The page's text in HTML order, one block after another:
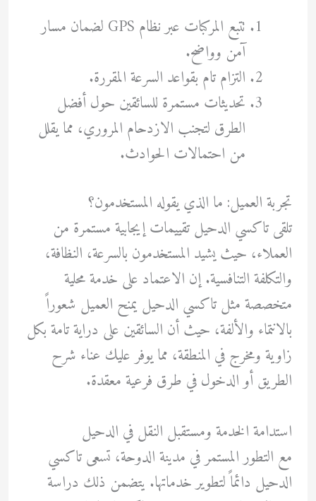
تتبع المركبات عبر نظام GPS لضمان مسار
آمن وواضح.
التزام تام بقواعد السرعة المقررة.
تحديثات مستمرة للسائقين حول أفضل
الطرق لتجنب الازدحام المروري، مما يقلل
من احتمالات الحوادث.
تجربة العميل: ما الذي يقوله المستخدمون؟
تلقى تاكسي الدحيل تقييمات إيجابية مستمرة من
العملاء، حيث يشيد المستخدمون بالسرعة، النظافة،
والتكلفة التنافسية. إن الاعتماد على خدمة محلية
متخصصة مثل تاكسي الدحيل يمنح العميل شعوراً
بالانتماء والألفة، حيث أن السائقين على دراية تامة بكل
زاوية ومخرج في المنطقة، مما يوفر عليك عناء شرح
الطريق أو الدخول في طرق فرعية معقدة.
استدامة الخدمة ومستقبل النقل في الدحيل
مع التطور المستمر في مدينة الدوحة، تسعى تاكسي
الدحيل دائماً لتطوير خدماتها. يتضمن ذلك دراسة